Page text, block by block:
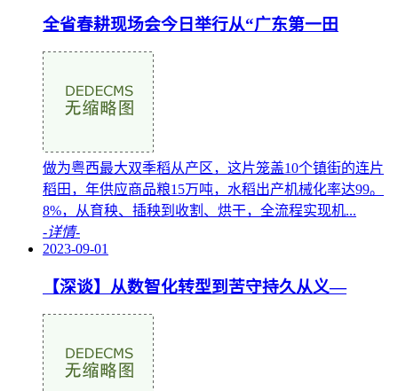
全省春耕现场会今日举行从“广东第一田
做为粤西最大双季稻从产区，这片笼盖10个镇街的连片
稻田，年供应商品粮15万吨，水稻出产机械化率达99。
8%，从育秧、插秧到收割、烘干，全流程实现机...
-详情-
2023-09-01
【深谈】从数智化转型到苦守持久从义—